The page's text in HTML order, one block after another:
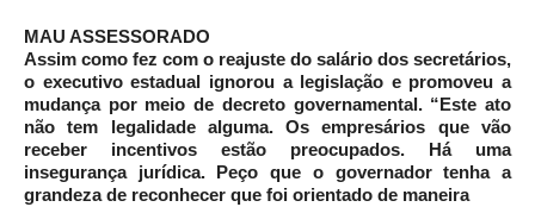
MAU ASSESSORADO
Assim como fez com o reajuste do salário dos secretários,
o executivo estadual ignorou a legislação e promoveu a
mudança por meio de decreto governamental. “Este ato
não tem legalidade alguma. Os empresários que vão
receber incentivos estão preocupados. Há uma
insegurança jurídica. Peço que o governador tenha a
grandeza de reconhecer que foi orientado de maneira